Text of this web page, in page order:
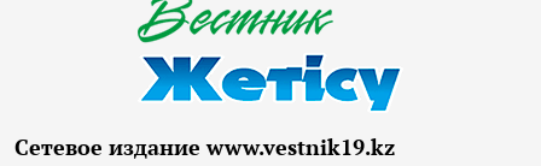
Сетевое издание www.vestnik19.kz